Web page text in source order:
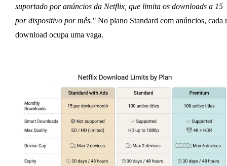
suportado por anúncios da Netflix, que limita os downloads a 15
por dispositivo por mês."No plano Standard com anúncios, cada
download ocupa uma vaga.